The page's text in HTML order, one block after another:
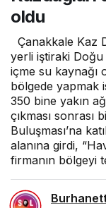
oldu
Çanakkale Kaz
yerli iştiraki Doğu
içme su kaynağı
bölgede yapmak
350 bine yakın
çıkması sonrası
Buluşması’na
alanına girdi,
firmanın bölgeyi